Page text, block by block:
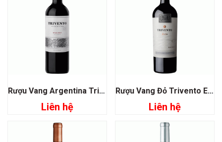
Rượu Vang Argentina Trivento Reserve Malbec
Liên hệ
Rượu Vang Đỏ Trivento Eolo Malbec
Liên hệ